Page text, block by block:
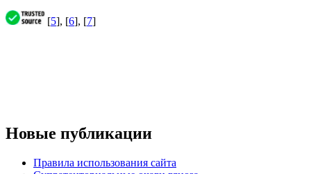
[5], [6], [7]
Новые публикации
Правила использования сайта